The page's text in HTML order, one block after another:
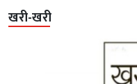
खरी-खरी